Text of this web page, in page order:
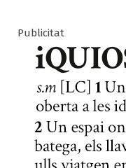
Publicitat